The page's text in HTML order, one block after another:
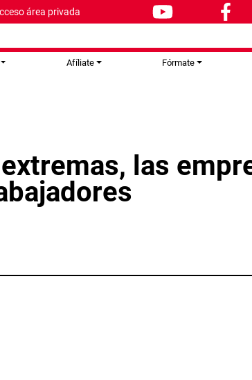
área privada
Afíliate Fórmate
las